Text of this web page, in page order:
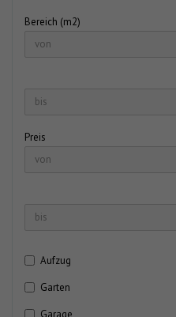
Bereich (m2)
Preis
Aufzug
Garten
Garage